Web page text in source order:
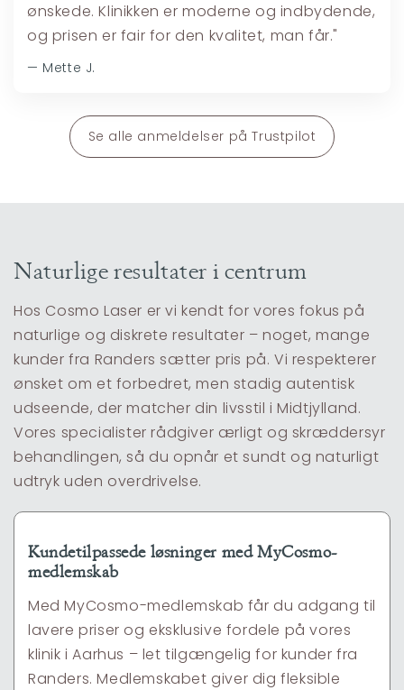
ønskede. Klinikken er moderne og indbydende,
og prisen er fair for den kvalitet, man får."
— Mette J.
Se alle anmeldelser på Trustpilot
Naturlige resultater i centrum
Hos Cosmo Laser er vi kendt for vores fokus på
naturlige og diskrete resultater – noget, mange
kunder fra Randers sætter pris på. Vi respekterer
ønsket om et forbedret, men stadig autentisk
udseende, der matcher din livsstil i Midtjylland.
Vores specialister rådgiver ærligt og skræddersyr
behandlingen, så du opnår et sundt og naturligt
udtryk uden overdrivelse.
Kundetilpassede løsninger med MyCosmo-
medlemskab
Med MyCosmo-medlemskab får du adgang til
lavere priser og eksklusive fordele på vores
klinik i Aarhus – let tilgængelig for kunder fra
Randers. Medlemskabet giver dig fleksible